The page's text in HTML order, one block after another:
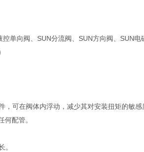
单向阀、SUN分流阀、SUN方向阀、SUN电
，可在阀体内浮动，减少其对安装扭矩的敏感
配管。
。